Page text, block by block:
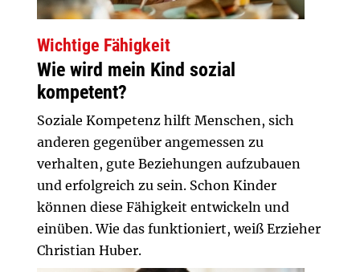
Wichtige Fähigkeit
Wie wird mein Kind sozial
kompetent?
Soziale Kompetenz hilft Menschen, sich
anderen gegenüber angemessen zu
verhalten, gute Beziehungen aufzubauen
und erfolgreich zu sein. Schon Kinder
können diese Fähigkeit entwickeln und
einüben. Wie das funktioniert, weiß Erzieher
Christian Huber.